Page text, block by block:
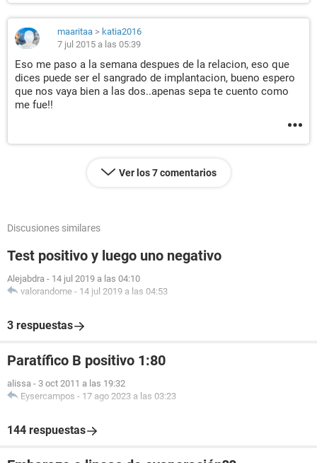
maaritaa > katia2016
7 jul 2015 a las 05:39
Eso me paso a la semana despues de la relacion, eso que
dices puede ser el sangrado de implantacion, bueno espero
que nos vaya bien a las dos..apenas sepa te cuento como
me fue!!
Ver los 7 comentarios
Discusiones similares
Test positivo y luego uno negativo
Alejabdra - 14 jul 2019 a las 04:10
valorandome - 14 jul 2019 a las 04:53
3 respuestas
Paratífico B positivo 1:80
alissa - 3 oct 2011 a las 19:32
Eysercampos - 17 ago 2023 a las 03:23
144 respuestas